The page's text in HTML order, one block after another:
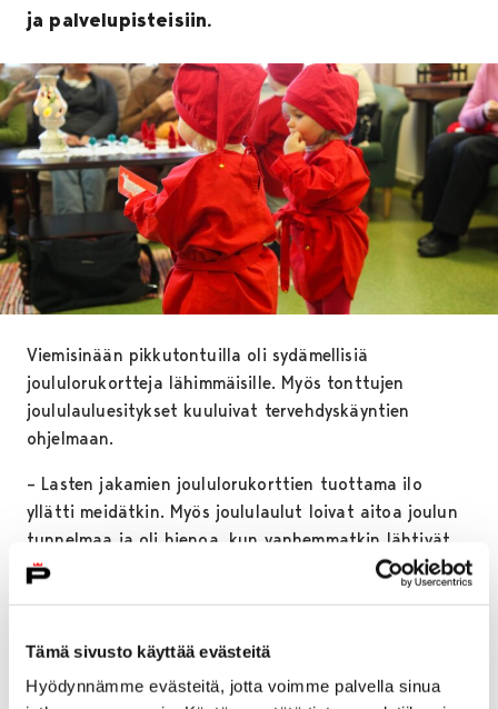
Tämä sivusto käyttää evästeitä
Hyödynnämme evästeitä, jotta voimme palvella sinua
ja palvelupisteisiin.
Viemisinään pikkutontuilla oli sydämellisiä
joululorukortteja lähimmäisille. Myös tonttujen
joululauluesitykset kuuluivat tervehdyskäyntien
ohjelmaan.
– Lasten jakamien joululorukorttien tuottama ilo
yllätti meidätkin. Myös joululaulut loivat aitoa joulun
tunnelmaa ja oli hienoa, kun vanhemmatkin lähtivät
mukaan laulamaan lasten kanssa kaikille tuttuja
Hattukangas-Kuusisto.
Myös itse artistit kokivat joulukiertueen